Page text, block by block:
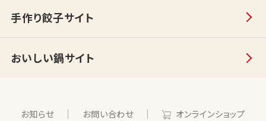
手作り餃子サイト
おいしい鍋サイト
お知らせ お問い合わせ オンラインショップ